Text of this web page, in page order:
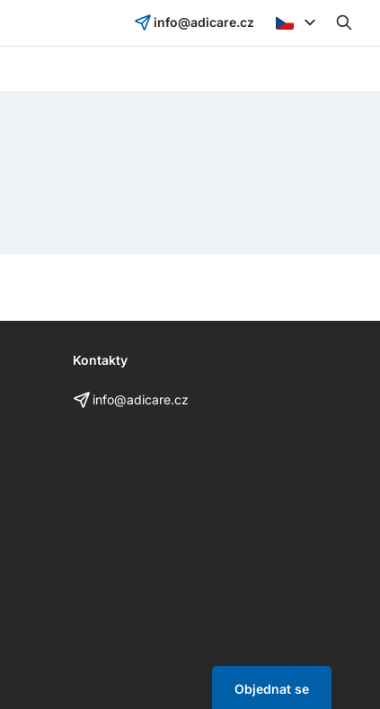
info@adicare.cz
Kontakty
info@adicare.cz
Objednat se